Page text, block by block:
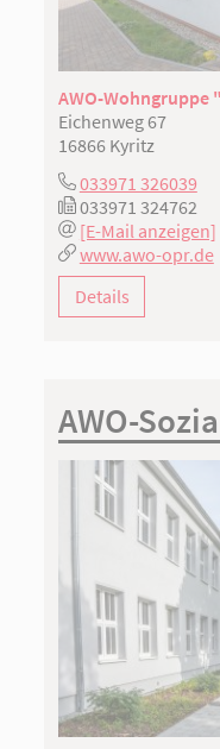
AWO-Wohngruppe
Eichenweg 67
16866 Kyritz
033971 326039
033971 324762
[E-Mail anzeigen]
www.awo-opr.de
Details
AWO-